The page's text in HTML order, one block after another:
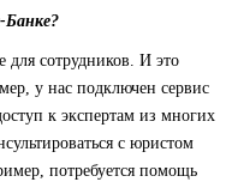
для сотрудников. И это
у нас подключен сервис
к экспертам из многих
с юристом
потребуется помощь